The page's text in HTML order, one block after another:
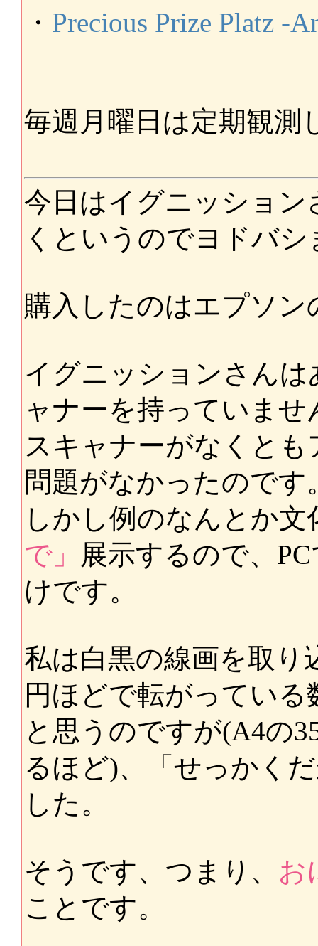
・ Precious Prize Platz
毎週月曜日は定期観測
今日はイグニッショ
くというのでヨドバシ
購入したのはエプソン
イグニッションさん
ャナーを持っていませ
スキャナーがなくと
問題がなかったのです
しかし例のなんとか
で」 展示するので、
けです。
私は白黒の線画を取り
円ほどで転がってい
と思うのですが(A4の
るほど)、「せっかく
した。
そうです、つまり、 お
ことです。